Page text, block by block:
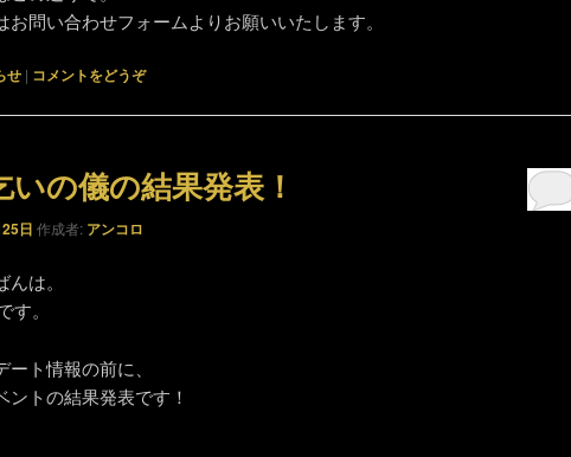
お問い合わせフォームよりお願いいたします。
せ | コメントをどうぞ
いの儀の結果発表！
日 作成者: アンコロ
は。
す。
ート情報の前に、
ントの結果発表です！